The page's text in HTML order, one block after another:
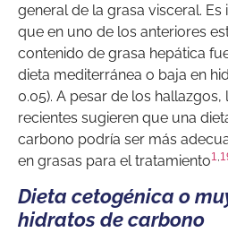
general de la grasa visceral.
que en uno de los anteriores
contenido de grasa hepática
dieta mediterránea o baja en
0.05). A pesar de los
recientes sugieren que una
carbono podría ser más
en grasas para el tratamiento1
Dieta cetogénica o
hidratos de carbono